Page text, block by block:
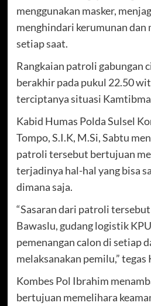
menggunakan masker,
menghindari kerumunan dan
setiap saat.
Rangkaian patroli gabungan
berakhir pada pukul 22.50
terciptanya situasi
Kabid Humas Polda Sulsel
Tompo, S.I.K, M.Si, Sabtu
patroli tersebut bertujuan
terjadinya hal-hal yang bisa
dimana saja.
“Sasaran dari patroli
Bawaslu, gudang logistik
pemenangan calon di setiap
melaksanakan pemilu,”
Kombes Pol Ibrahim
bertujuan memelihara